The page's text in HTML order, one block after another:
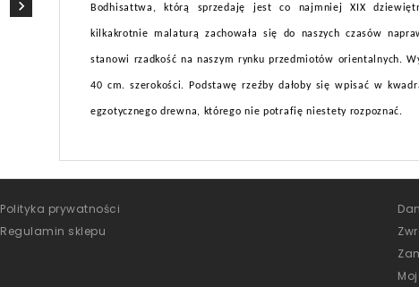
Bodhisattwa, którą sprzedaję jest co najmniej XIX
kilkakrotnie malaturą zachowała się do naszych czasów
stanowi rzadkość na naszym rynku przedmiotów orientalnych.
40 cm. szerokości. Podstawę rzeźby dałoby się wpisać w
egzotycznego drewna, którego nie potrafię niestety rozpoznać.
Polityka prywatności
Regulamin sklepu